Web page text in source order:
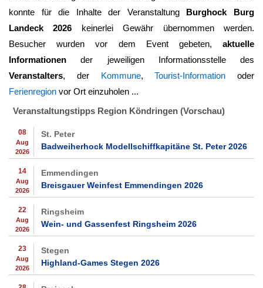
konnte für die Inhalte der Veranstaltung Burghock Burg
Landeck 2026 keinerlei Gewähr übernommen werden.
Besucher wurden vor dem Event gebeten, aktuelle
Informationen der jeweiligen Informationsstelle des
Veranstalters, der Kommune,Tourist-Information oder
Ferienregion vor Ort einzuholen ...
Veranstaltungstipps Region Köndringen (Vorschau)
08
Aug
2026
St. Peter
Badweiherhock Modellschiffkapitäne St. Peter 2026
14
Aug
2026
Emmendingen
Breisgauer Weinfest Emmendingen 2026
22
Aug
2026
Ringsheim
Wein- und Gassenfest Ringsheim 2026
23
Aug
2026
Stegen
Highland-Games Stegen 2026